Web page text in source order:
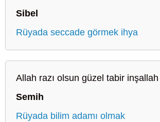
Sibel
Rüyada seccade görmek ihya
Allah razı olsun güzel tabir
Semih
Rüyada bilim adamı olmak